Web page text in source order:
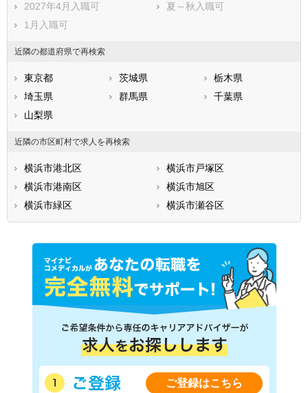
2027年4月入職可
夏～秋入職可
1月入職可
近隣の都道府県で再検索
東京都 茨城県
栃木県
埼玉県
群馬県
千葉県
山梨県
近隣の市区町村で求人を再検索
横浜市港北区
横浜市戸塚区
横浜市港南区
横浜市旭区
横浜市緑区
横浜市瀬谷区
ご登録はこちら